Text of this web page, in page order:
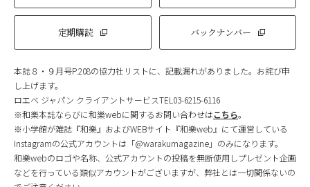
定期購読 バックナンバー
本誌８・９月号P.208の協力社リストに、記載漏れがありました。お詫び申
し上げます。
ロエベ ジャパン クライアントサービスTEL03-6215-6116
※和樂本誌ならびに和樂webに関するお問い合わせはこちら。
※小学館が雑誌『和樂』およびWEBサイト『和樂web』にて運営している
Instagramの公式アカウントは「@warakumagazine」のみになります。
和樂webのロゴや名称、公式アカウントの投稿を無断使用しプレゼント企画
などを行っている類似アカウントがございますが、弊社とは一切関係ないの